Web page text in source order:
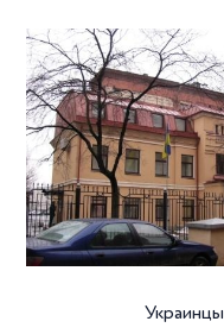
Украинцы